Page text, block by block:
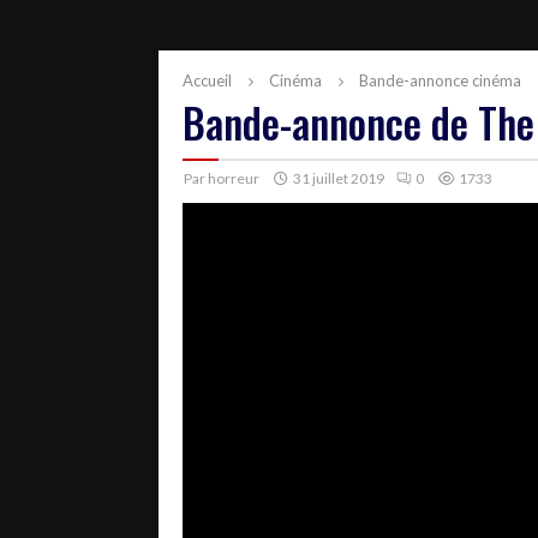
Accueil Cinéma Bande-annonce cinéma
Bande-annonce de
Par horreur 31 juillet 2019 0 1733